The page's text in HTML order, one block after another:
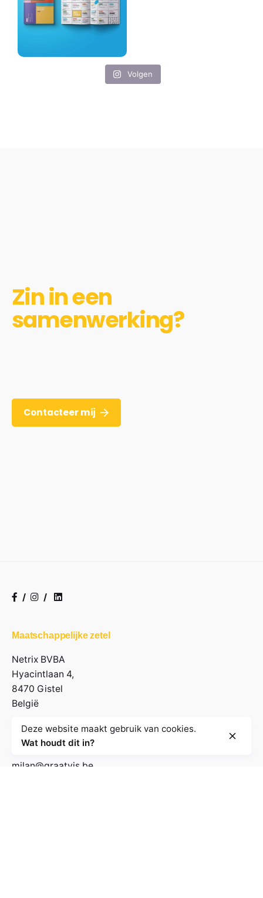
Volgen
Zin in een
samenwerking?
Contacteer mij
/ /
Maatschappelijke zetel
Netrix BVBA
Hyacintlaan 4,
8470 Gistel
België
Contactgegevens
milan@graatvis.be
Deze website maakt gebruik van cookies.
Wat houdt dit in?